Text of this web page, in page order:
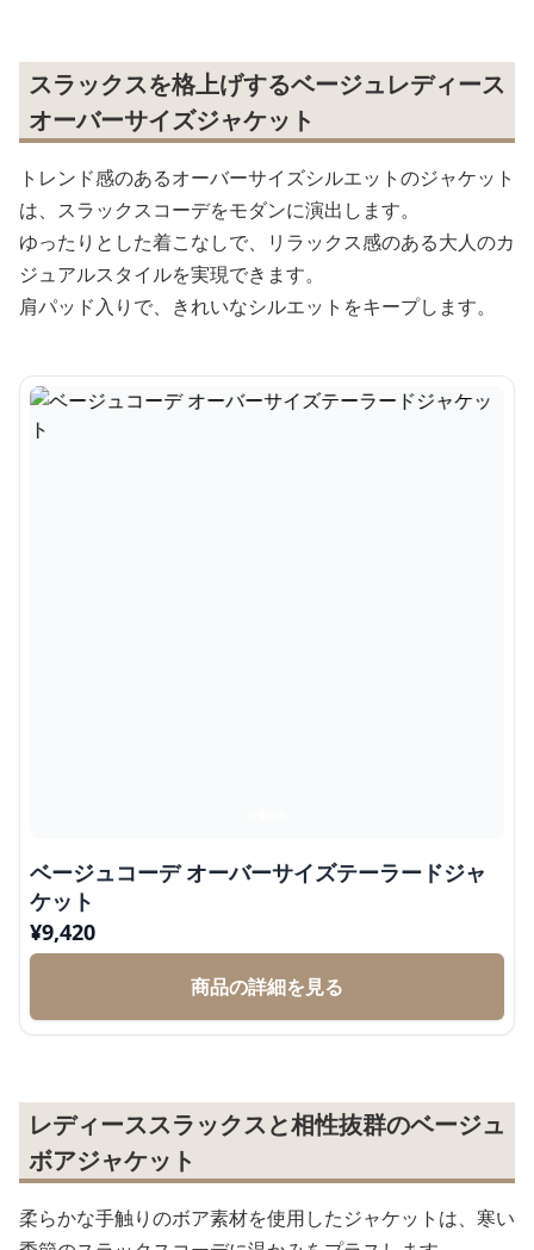
スラックスを格上げするベージュレディース
オーバーサイズジャケット
トレンド感のあるオーバーサイズシルエットのジャケット
は、スラックスコーデをモダンに演出します。
ゆったりとした着こなしで、リラックス感のある大人のカ
ジュアルスタイルを実現できます。
肩パッド入りで、きれいなシルエットをキープします。
ベージュコーデ オーバーサイズテーラードジャ
ケット
¥9,420
商品の詳細を見る
レディーススラックスと相性抜群のベージュ
ボアジャケット
柔らかな手触りのボア素材を使用したジャケットは、寒い